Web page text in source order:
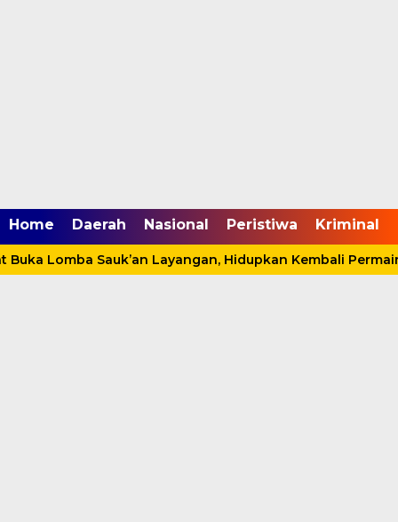
Home Daerah Nasional Peristiwa Kriminal
Lomba Sauk’an Layangan, Hidupkan Kembali